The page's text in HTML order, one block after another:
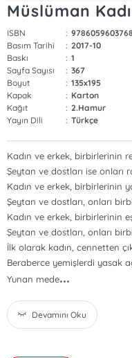
Müslüman
ISBN : 9786059603768
Basım Tarihi
: 2017-10
Baskı
: 1
Sayfa Sayısı
: 367
Boyut
: 135x195
Kapak
: Karton
Kağıt
: 2.Hamur
Yayın Dili
: Türkçe
Kadın ve erkek, birbirlerinin
Şeytan ve dostları ise onları
Kadın ve erkek, birbirlerinin
Şeytan ve dostları, onları
Kadın ve erkek, birbirlerinin
Şeytan ve dostları, onları
İlk olarak kadın, cennetten
Beraberce yemişlerdi yasak
Yunan mede...
Devamını Oku